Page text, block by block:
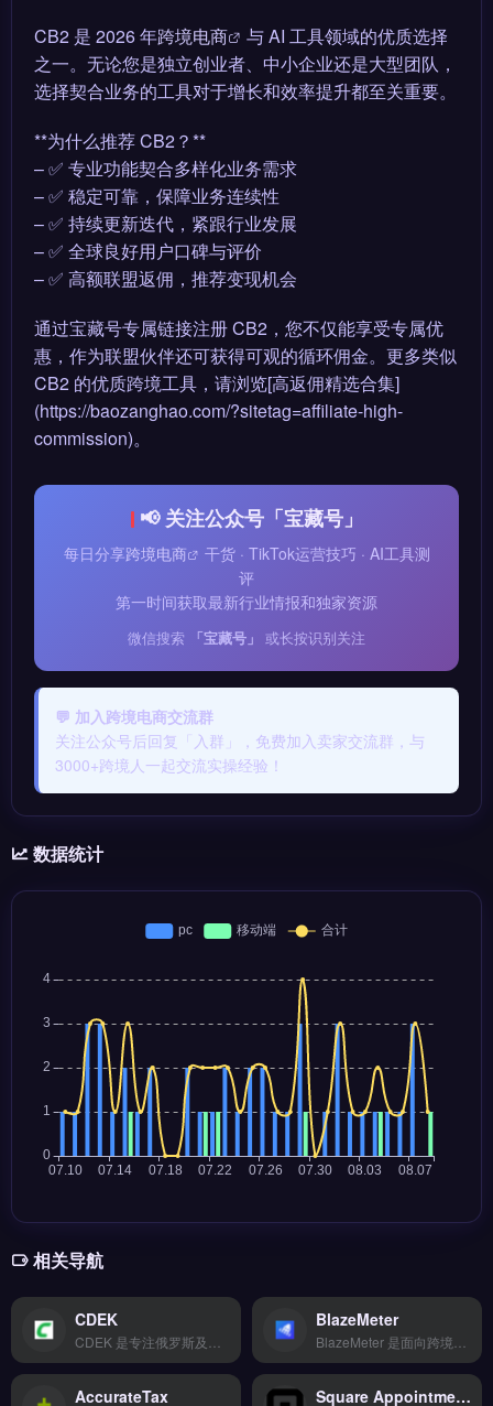
CB2 是 2026 年跨境电商
与 AI 工具领域的优质选择
之一。无论您是独立创业者、中小企业还是大型团队，
选择契合业务的工具对于增长和效率提升都至关重要。
**为什么推荐 CB2？**
– ✅ 专业功能契合多样化业务需求
– ✅ 稳定可靠，保障业务连续性
– ✅ 持续更新迭代，紧跟行业发展
– ✅ 全球良好用户口碑与评价
– ✅ 高额联盟返佣，推荐变现机会
通过宝藏号专属链接注册 CB2，您不仅能享受专属优
惠，作为联盟伙伴还可获得可观的循环佣金。更多类似
CB2 的优质跨境工具，请浏览[高返佣精选合集]
(https://baozanghao.com/?sitetag=affiliate-high-
commission)。
📢 关注公众号「宝藏号」
每日分享跨境电商
干货 · TikTok运营技巧 · AI工具测
评
第一时间获取最新行业情报和独家资源
微信搜索 「宝藏号」 或长按识别关注
💬 加入跨境电商交流群
关注公众号后回复「入群」，免费加入卖家交流群，与
3000+跨境人一起交流实操经验！
数据统计
相关导航
CDEK BlazeMeter
AccurateTax Square Appointments